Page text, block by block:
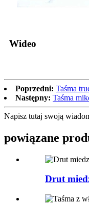
Wideo
Poprzedni: Taśma
Następny: Taśma
Napisz tutaj swoją
powiązane
Drut